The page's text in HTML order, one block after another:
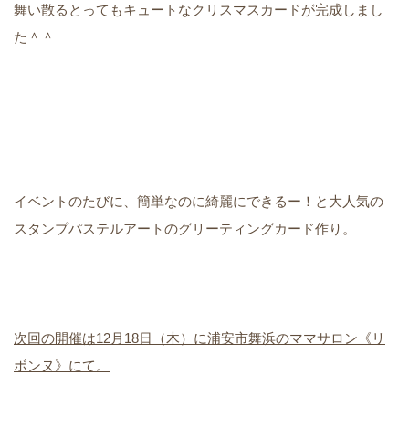
舞い散るとってもキュートなクリスマスカードが完成しまし
た＾＾
イベントのたびに、簡単なのに綺麗にできるー！と大人気の
スタンプパステルアートのグリーティングカード作り。
次回の開催は12月18日（木）に浦安市舞浜のママサロン《リ
ボンヌ》にて。